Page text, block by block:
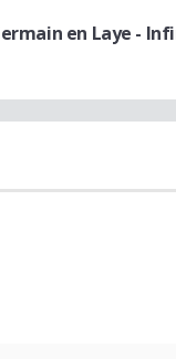
en Laye -